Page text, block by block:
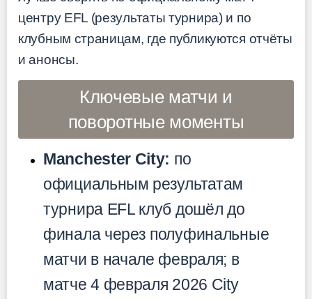
центру EFL (результаты турнира) и по
клубным страницам, где публикуются отчёты
и анонсы.
Ключевые матчи и
поворотные моменты
Manchester City: по
официальным результатам
турнира EFL клуб дошёл до
финала через полуфинальные
матчи в начале февраля; в
матче 4 февраля 2026 City